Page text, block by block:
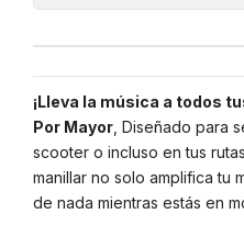
¡Lleva la música a todos
Por Mayor, Diseñado para
scooter o incluso en tus
manillar no solo amplifica tu
de nada mientras estás en